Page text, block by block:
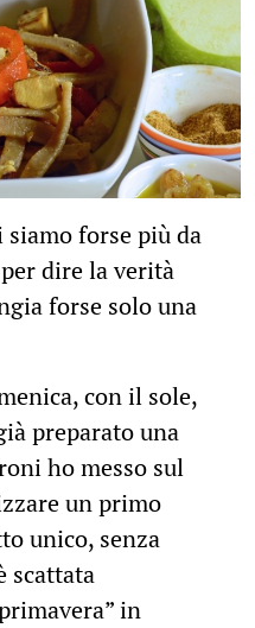
forse più da
dire la verità
forse solo una
con il sole,
preparato una
ho messo sul
un primo
unico, senza
scattata
in